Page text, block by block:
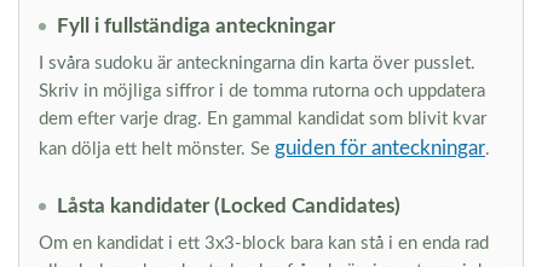
Fyll i fullständiga anteckningar
I svåra sudoku är anteckningarna din karta över pusslet.
Skriv in möjliga siffror i de tomma rutorna och uppdatera
dem efter varje drag. En gammal kandidat som blivit kvar
kan dölja ett helt mönster. Se guiden för anteckningar.
Låsta kandidater (Locked Candidates)
Om en kandidat i ett 3x3-block bara kan stå i en enda rad